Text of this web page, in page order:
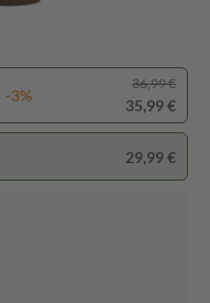
-3%
36,99 €
35,99 €
29,99 €